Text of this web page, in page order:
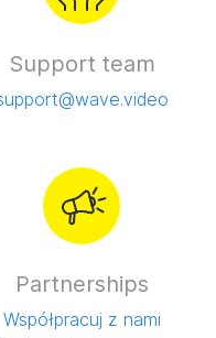
Support team
Partnerships
Współpracuj z nami